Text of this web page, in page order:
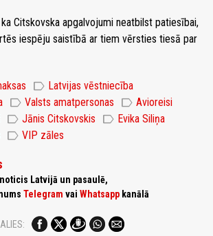
Citskovska apgalvojumi neatbilst patiesībai,
iespēju saistībā ar tiem vērsties tiesā par
label Latvijas vēstniecība
label Valsts amatpersonas label Avioreisi
label Jānis Citskovskis label Evika Siliņa
label VIP zāles
Latvijā un pasaulē,
Telegram vai Whatsapp kanālā